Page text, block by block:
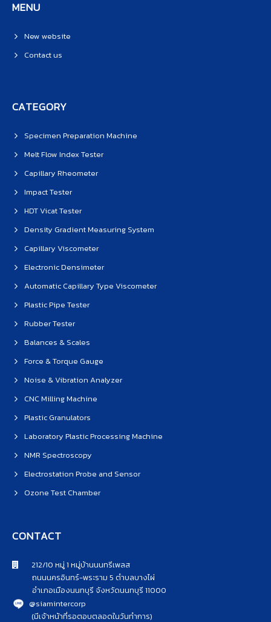
MENU
New website
Contact us
CATEGORY
Specimen Preparation Machine
Melt Flow Index Tester
Capillary Rheometer
Impact Tester
HDT Vicat Tester
Density Gradient Measuring System
Capillary Viscometer
Electronic Densimeter
Automatic Capillary Type Viscometer
Plastic Pipe Tester
Rubber Tester
Balances & Scales
Force & Torque Gauge
Noise & Vibration Analyzer
CNC Milling Machine
Plastic Granulators
Laboratory Plastic Processing Machine
NMR Spectroscopy
Electrostation Probe and Sensor
Ozone Test Chamber
CONTACT
212/10 หมู่ 1 หมู่บ้านนนทรีเพลส
ถนนนครอินทร์-พระราม 5 ตำบลบางไผ่
อำเภอเมืองนนทบุรี จังหวัดนนทบุรี 11000
@siamintercorp
(มีเจ้าหน้าที่รอตอบตลอดในวันทำการ)